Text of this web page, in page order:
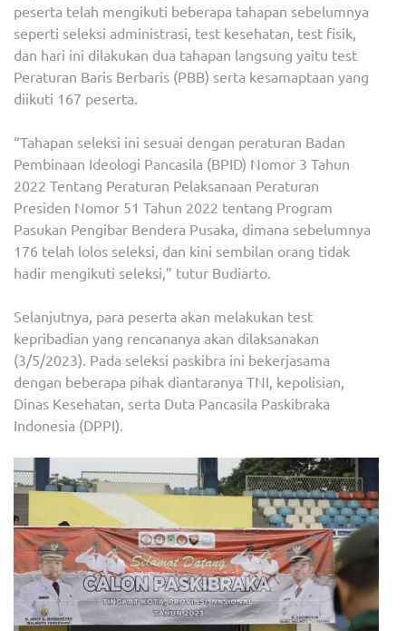
peserta telah mengikuti beberapa tahapan sebelumnya
seperti seleksi administrasi, test kesehatan, test fisik,
dan hari ini dilakukan dua tahapan langsung yaitu test
Peraturan Baris Berbaris (PBB) serta kesamaptaan yang
diikuti 167 peserta.
“Tahapan seleksi ini sesuai dengan peraturan Badan
Pembinaan Ideologi Pancasila (BPID) Nomor 3 Tahun
2022 Tentang Peraturan Pelaksanaan Peraturan
Presiden Nomor 51 Tahun 2022 tentang Program
Pasukan Pengibar Bendera Pusaka, dimana sebelumnya
176 telah lolos seleksi, dan kini sembilan orang tidak
hadir mengikuti seleksi,” tutur Budiarto.
Selanjutnya, para peserta akan melakukan test
kepribadian yang rencananya akan dilaksanakan
(3/5/2023). Pada seleksi paskibra ini bekerjasama
dengan beberapa pihak diantaranya TNI, kepolisian,
Dinas Kesehatan, serta Duta Pancasila Paskibraka
Indonesia (DPPI).